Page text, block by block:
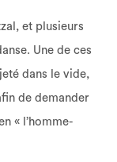
et plusieurs
Une de ces
dans le vide,
de demander
« l’homme-